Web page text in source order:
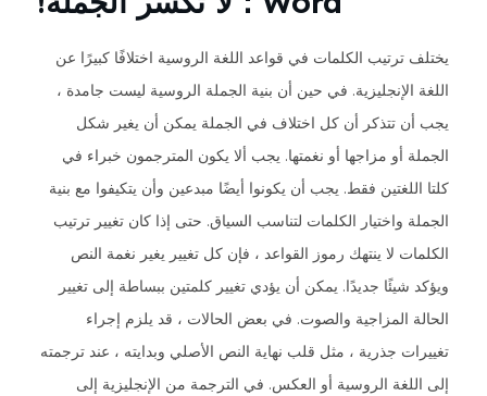
يختلف ترتيب الكلمات في قواعد اللغة الروسية اختلافًا كبيرًا عن
اللغة الإنجليزية. في حين أن بنية الجملة الروسية ليست جامدة ،
يجب أن تتذكر أن كل اختلاف في الجملة يمكن أن يغير شكل
الجملة أو مزاجها أو نغمتها. يجب ألا يكون المترجمون خبراء في
كلتا اللغتين فقط. يجب أن يكونوا أيضًا مبدعين وأن يتكيفوا مع بنية
الجملة واختيار الكلمات لتناسب السياق. حتى إذا كان تغيير ترتيب
الكلمات لا ينتهك رموز القواعد ، فإن كل تغيير يغير نغمة النص
ويؤكد شيئًا جديدًا. يمكن أن يؤدي تغيير كلمتين ببساطة إلى تغيير
الحالة المزاجية والصوت. في بعض الحالات ، قد يلزم إجراء
تغييرات جذرية ، مثل قلب نهاية النص الأصلي وبدايته ، عند ترجمته
إلى اللغة الروسية أو العكس. في الترجمة من الإنجليزية إلى